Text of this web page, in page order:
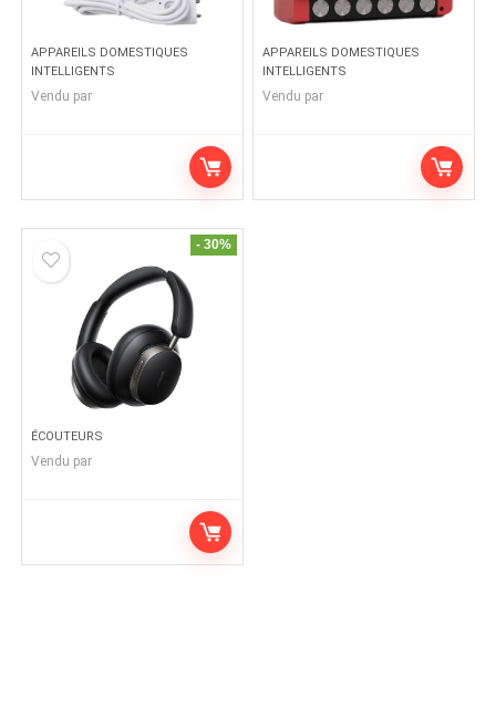
APPAREILS DOMESTIQUES
INTELLIGENTS
Vendu par
APPAREILS DOMESTIQUES
INTELLIGENTS
Vendu par
- 30%
ÉCOUTEURS
Vendu par